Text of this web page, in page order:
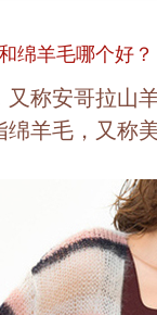
绵羊毛哪个好？
称安哥拉山
羊毛，又称